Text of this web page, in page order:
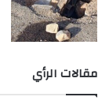
مقالات الرأي